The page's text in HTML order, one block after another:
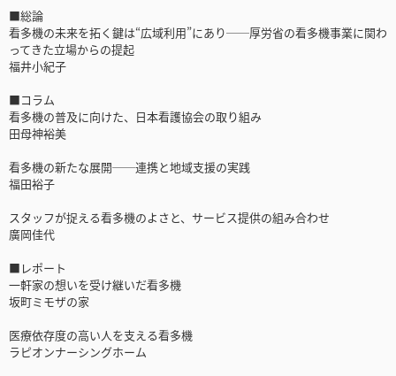
■総論
看多機の未来を拓く鍵は“広域利用”にあり──厚労省の看多機事業に関わ
ってきた立場からの提起
福井小紀子
■コラム
看多機の普及に向けた、日本看護協会の取り組み
田母神裕美
看多機の新たな展開──連携と地域支援の実践
福田裕子
スタッフが捉える看多機のよさと、サービス提供の組み合わせ
廣岡佳代
■レポート
一軒家の想いを受け継いだ看多機
坂町ミモザの家
医療依存度の高い人を支える看多機
ラピオンナーシングホーム